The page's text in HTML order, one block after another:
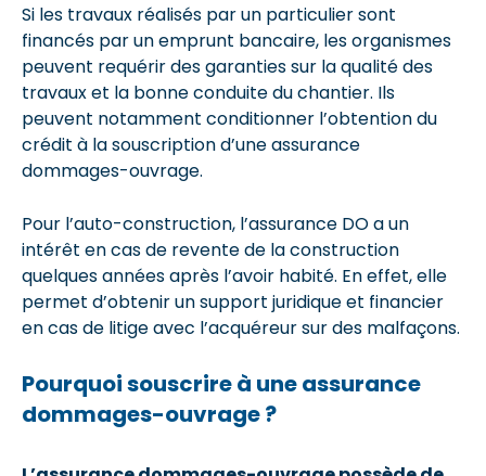
Si les travaux réalisés par un particulier sont
financés par un emprunt bancaire, les organismes
peuvent requérir des garanties sur la qualité des
travaux et la bonne conduite du chantier. Ils
peuvent notamment conditionner l’obtention du
crédit à la souscription d’une assurance
dommages-ouvrage.
Pour l’auto-construction, l’assurance DO a un
intérêt en cas de revente de la construction
quelques années après l’avoir habité. En effet, elle
permet d’obtenir un support juridique et financier
en cas de litige avec l’acquéreur sur des malfaçons.
Pourquoi souscrire à une assurance
dommages-ouvrage ?